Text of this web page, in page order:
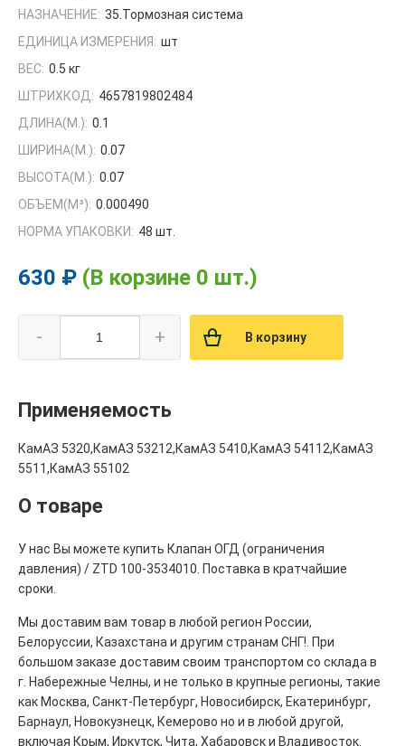
НАЗНАЧЕНИЕ: 35.Тормозная система
ЕДИНИЦА ИЗМЕРЕНИЯ: шт
ВЕС: 0.5 кг
ШТРИХКОД: 4657819802484
ДЛИНА(М.): 0.1
ШИРИНА(М.): 0.07
ВЫСОТА(М.): 0.07
ОБЪЕМ(M³): 0.000490
НОРМА УПАКОВКИ: 48 шт.
630 ₽ (В корзине 0 шт.)
- + В корзину
Применяемость
КамАЗ 5320,КамАЗ 53212,КамАЗ 5410,КамАЗ 54112,КамАЗ
5511,КамАЗ 55102
О товаре
У нас Вы можете купить Клапан ОГД (ограничения
давления) / ZTD 100-3534010. Поставка в кратчайшие
сроки.
Мы доставим вам товар в любой регион России,
Белоруссии, Казахстана и другим странам СНГ!. При
большом заказе доставим своим транспортом со склада в
г. Набережные Челны, и не только в крупные регионы, такие
как Москва, Санкт-Петербург, Новосибирск, Екатеринбург,
Барнаул, Новокузнецк, Кемерово но и в любой другой,
включая Крым, Иркутск, Чита, Хабаровск и Владивосток.